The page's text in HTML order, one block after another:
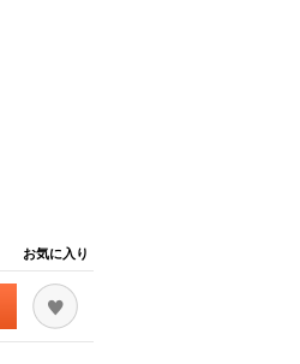
お気に入り